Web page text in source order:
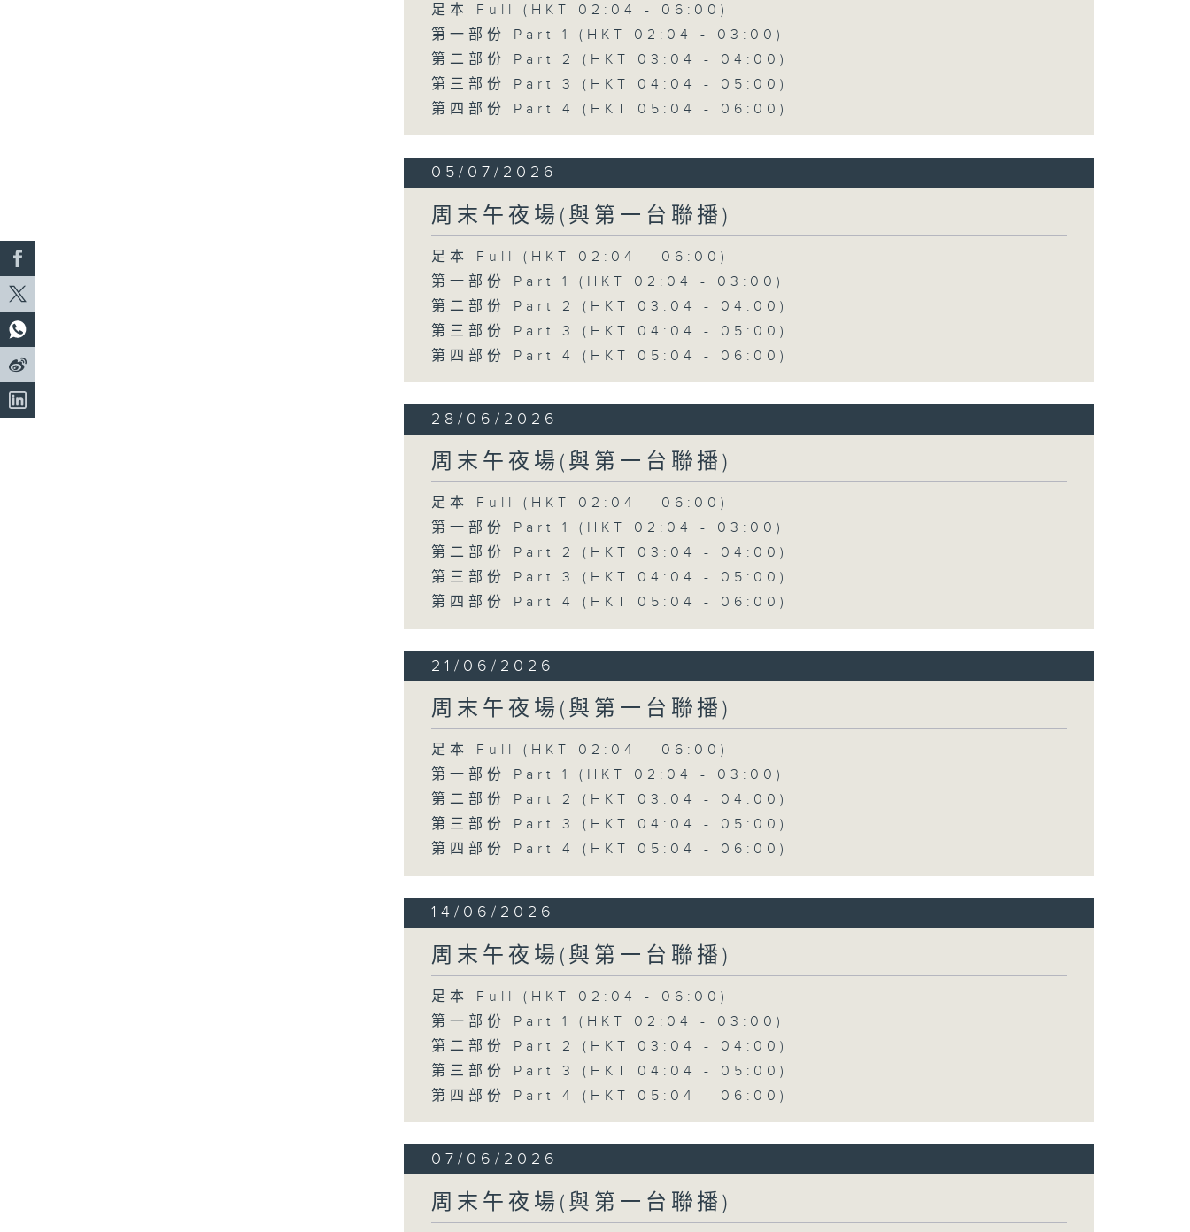
足本 Full (HKT 02:04 - 06:00)
第一部份 Part 1 (HKT 02:04 - 03:00)
第二部份 Part 2 (HKT 03:04 - 04:00)
第三部份 Part 3 (HKT 04:04 - 05:00)
第四部份 Part 4 (HKT 05:04 - 06:00)
05/07/2026
周末午夜場(與第一台聯播)
足本 Full (HKT 02:04 - 06:00)
第一部份 Part 1 (HKT 02:04 - 03:00)
第二部份 Part 2 (HKT 03:04 - 04:00)
第三部份 Part 3 (HKT 04:04 - 05:00)
第四部份 Part 4 (HKT 05:04 - 06:00)
28/06/2026
周末午夜場(與第一台聯播)
足本 Full (HKT 02:04 - 06:00)
第一部份 Part 1 (HKT 02:04 - 03:00)
第二部份 Part 2 (HKT 03:04 - 04:00)
第三部份 Part 3 (HKT 04:04 - 05:00)
第四部份 Part 4 (HKT 05:04 - 06:00)
21/06/2026
周末午夜場(與第一台聯播)
足本 Full (HKT 02:04 - 06:00)
第一部份 Part 1 (HKT 02:04 - 03:00)
第二部份 Part 2 (HKT 03:04 - 04:00)
第三部份 Part 3 (HKT 04:04 - 05:00)
第四部份 Part 4 (HKT 05:04 - 06:00)
14/06/2026
周末午夜場(與第一台聯播)
足本 Full (HKT 02:04 - 06:00)
第一部份 Part 1 (HKT 02:04 - 03:00)
第二部份 Part 2 (HKT 03:04 - 04:00)
第三部份 Part 3 (HKT 04:04 - 05:00)
第四部份 Part 4 (HKT 05:04 - 06:00)
07/06/2026
周末午夜場(與第一台聯播)